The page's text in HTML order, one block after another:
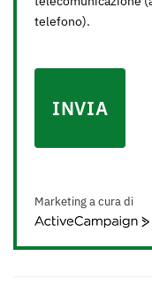
telefono).
INVIA
Marketing a cura di
ActiveCampaign